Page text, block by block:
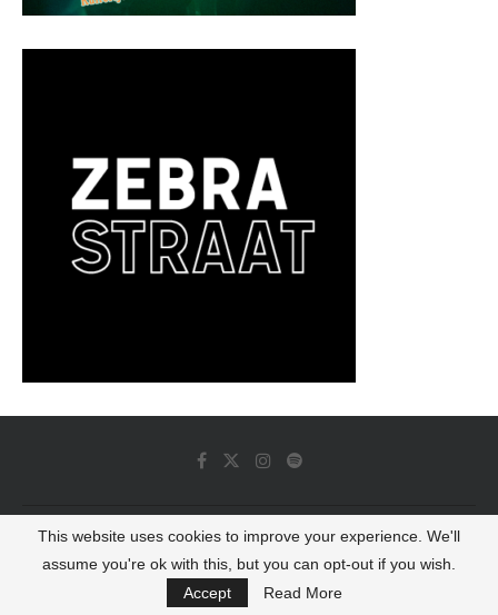
© 2022 - Luminous Dash All Rights Reserved
BACK TO TOP
This website uses cookies to improve your experience. We'll
assume you're ok with this, but you can opt-out if you wish.
Accept
Read More